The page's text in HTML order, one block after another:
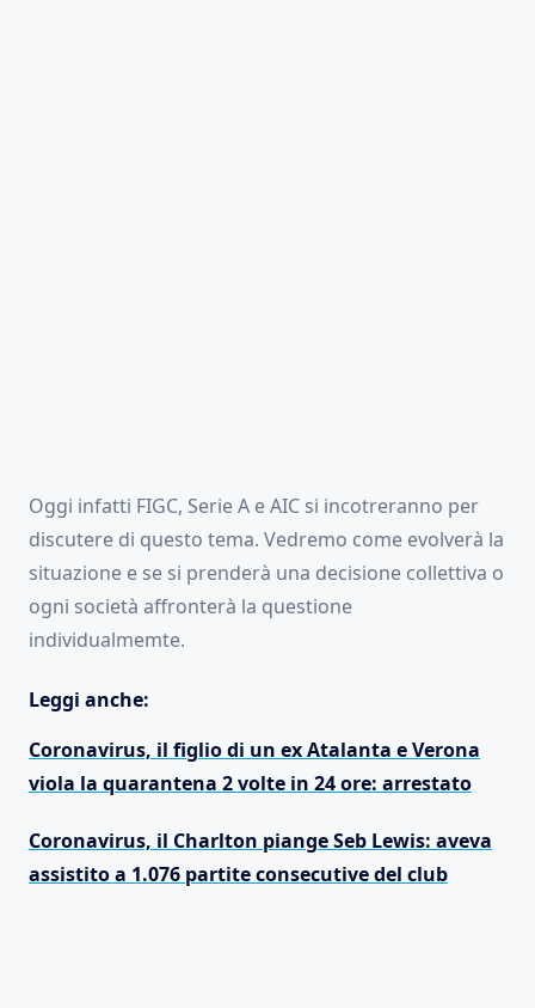
Oggi infatti FIGC, Serie A e AIC si incotreranno per
discutere di questo tema. Vedremo come evolverà la
situazione e se si prenderà una decisione collettiva o
ogni società affronterà la questione
individualmemte.
Leggi anche:
Coronavirus, il figlio di un ex Atalanta e Verona
viola la quarantena 2 volte in 24 ore: arrestato
Coronavirus, il Charlton piange Seb Lewis: aveva
assistito a 1.076 partite consecutive del club